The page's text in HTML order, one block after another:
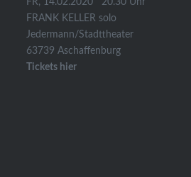
FRANK KELLER solo
Jedermann/Stadttheater
63739 Aschaffenburg
Tickets hier